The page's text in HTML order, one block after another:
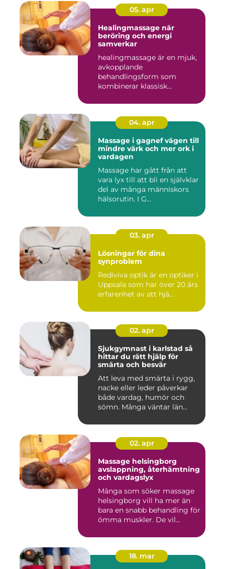
05. apr
Healingmassage när
beröring och energi
samverkar
healingmassage är en mjuk,
avkopplande
behandlingsform som
kombinerar klassisk
04. apr
Massage i gagnef vägen till
mindre värk och mer ork i
vardagen
Massage har gått från att
vara lyx till att bli en självklar
del av många människors
hälsorutin. I G...
03. apr
Lösningar för dina
synproblem
Rediviva optik är en optiker i
Uppsala som har över 20 års
erfarenhet av att hjä...
02. apr
Sjukgymnast i karlstad så
hittar du rätt hjälp för
smärta och besvär
Att leva med smärta i rygg,
nacke eller leder påverkar
både vardag, humör och
sömn. Många väntar län...
02. apr
Massage helsingborg
avslappning, återhämtning
och vardagslyx
Många som söker massage
helsingborg vill ha mer än
bara en snabb behandling för
ömma muskler. De vil...
18. mar